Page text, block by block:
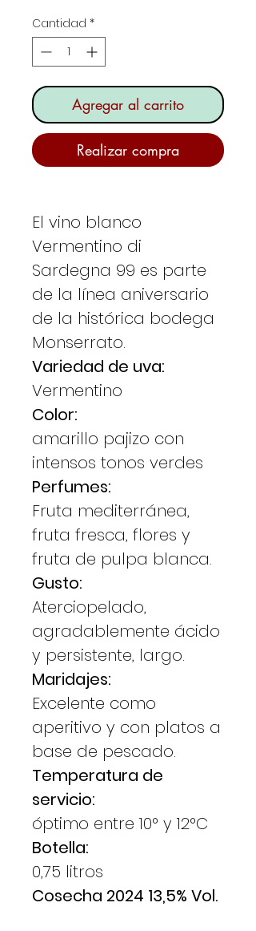
Cantidad *
Agregar al carrito
Realizar compra
El vino blanco
Vermentino di
Sardegna 99 es parte
de la línea aniversario
de la histórica bodega
Monserrato.
Variedad de uva:
Vermentino
Color:
amarillo pajizo con
intensos tonos verdes
Perfumes:
Fruta mediterránea,
fruta fresca, flores y
fruta de pulpa blanca.
Gusto:
Aterciopelado,
agradablemente ácido
y persistente, largo.
Maridajes:
Excelente como
aperitivo y con platos a
base de pescado.
Temperatura de
servicio:
óptimo entre 10° y 12°C
Botella:
0,75 litros
Cosecha 2024 13,5% Vol.